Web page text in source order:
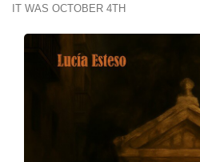
IT WAS OCTOBER 4TH